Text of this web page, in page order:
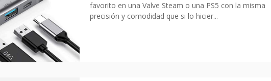
favorito en una Valve Steam o una PS5 con la misma
precisión y comodidad que si lo hicier...